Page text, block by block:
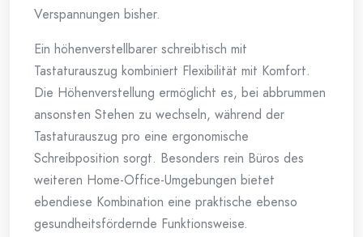
Verspannungen bisher.
Ein höhenverstellbarer schreibtisch mit
Tastaturauszug kombiniert Flexibilität mit Komfort.
Die Höhenverstellung ermöglicht es, bei abbrummen
ansonsten Stehen zu wechseln, während der
Tastaturauszug pro eine ergonomische
Schreibposition sorgt. Besonders rein Büros des
weiteren Home-Office-Umgebungen bietet
ebendiese Kombination eine praktische ebenso
gesundheitsfördernde Funktionsweise.